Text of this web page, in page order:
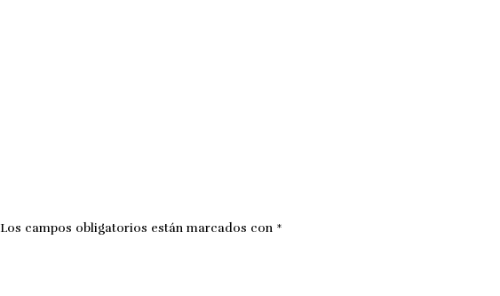
Los campos obligatorios están marcados con *